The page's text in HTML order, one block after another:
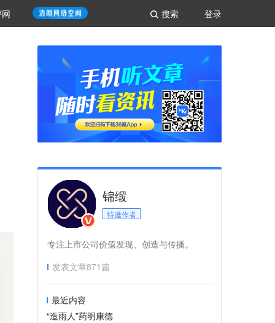
登录
搜索
锦缎
特邀作者
专注上市公司价值发现、创造与传播。
发表文章871篇
最近内容
“造雨人”药明康德